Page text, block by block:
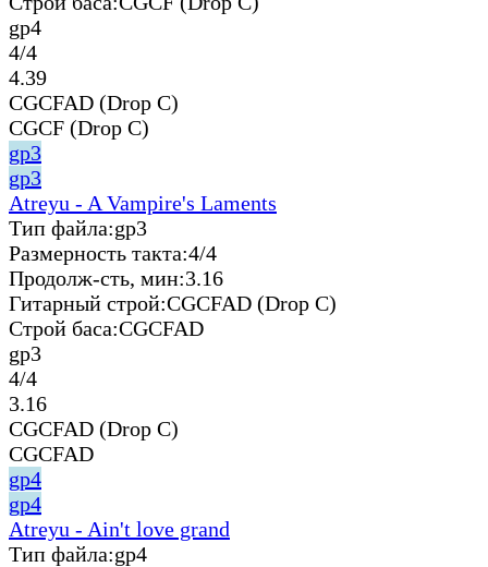
gp4
4/4
4.39
CGCFAD (Drop C)
CGCF (Drop C)
gp3
gp3
Atreyu - A Vampire's Laments
Тип файла:gp3
Размерность такта:4/4
Продолж-сть, мин:3.16
Гитарный строй:CGCFAD (Drop C)
Строй баса:CGCFAD
gp3
4/4
3.16
CGCFAD (Drop C)
CGCFAD
gp4
gp4
Atreyu - Ain't love grand
Тип файла:gp4